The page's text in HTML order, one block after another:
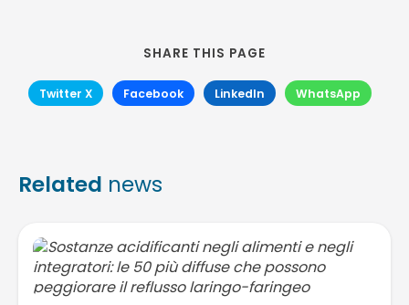
SHARE THIS PAGE
Twitter X Facebook LinkedIn WhatsApp
Related news